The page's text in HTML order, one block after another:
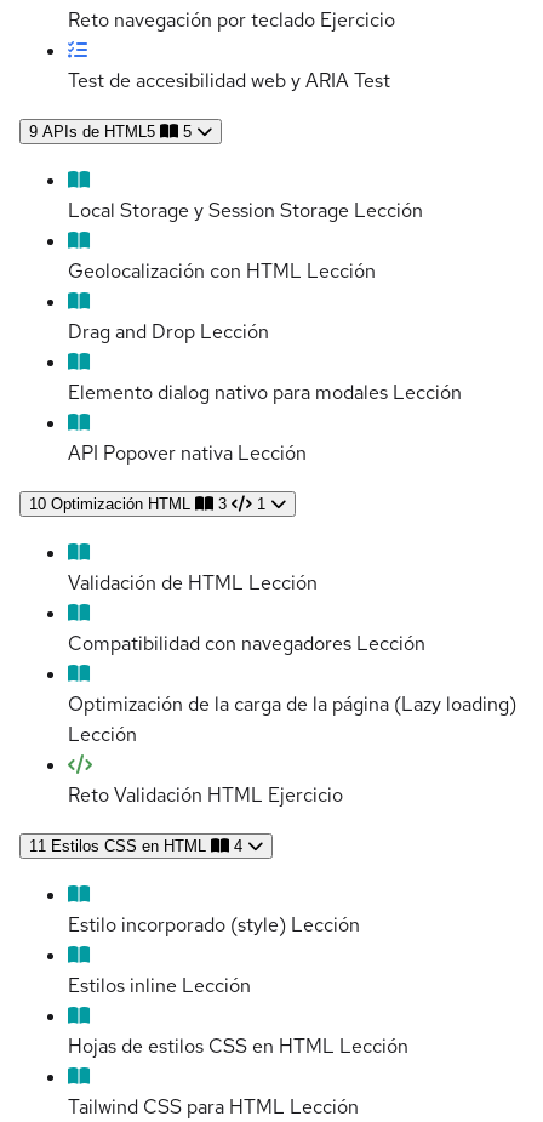
Reto navegación por teclado Ejercicio
Test de accesibilidad web y ARIATest
9 APIs de HTML5 5
Local Storage y Session Storage Lección
Geolocalización con HTML Lección
Drag and Drop Lección
Elemento dialog nativo para modales Lección
API Popover nativa Lección
10 Optimización HTML 3 1
Validación de HTML Lección
Compatibilidad con navegadores Lección
Optimización de la carga de la página (Lazy loading)
Lección
Reto Validación HTML Ejercicio
11 Estilos CSS en HTML 4
Estilo incorporado (style) Lección
Estilos inline Lección
Hojas de estilos CSS en HTML Lección
Tailwind CSS para HTML Lección